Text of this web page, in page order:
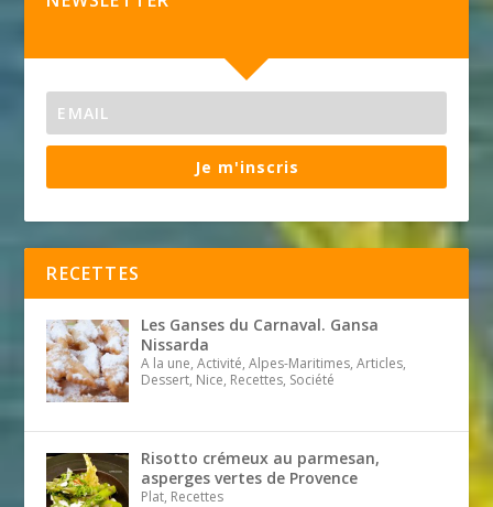
Je m'inscris
RECETTES
Les Ganses du Carnaval. Gansa
Nissarda
A la une, Activité, Alpes-Maritimes, Articles,
Dessert, Nice, Recettes, Société
Risotto crémeux au parmesan,
asperges vertes de Provence
Plat, Recettes